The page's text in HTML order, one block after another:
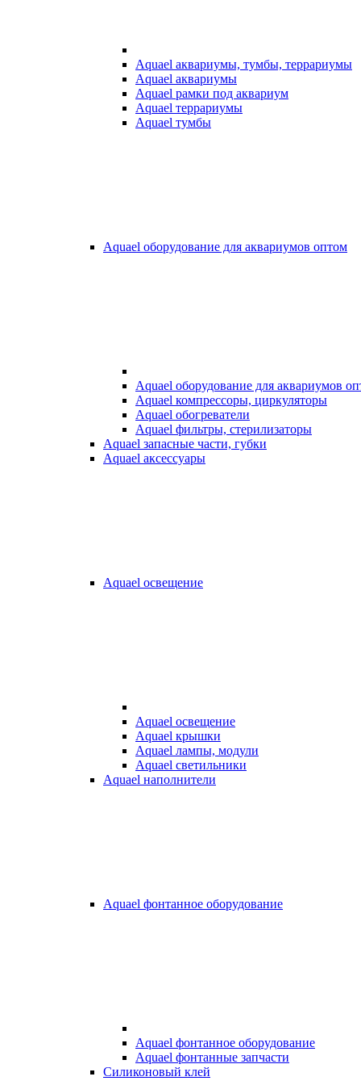
Aquael аквариумы, тумбы, террариумы
Aquael аквариумы
Aquael рамки под аквариум
Aquael террариумы
Aquael тумбы
Aquael оборудование для аквариумов оптом
Aquael оборудование для аквариумов
Aquael компрессоры, циркуляторы
Aquael обогреватели
Aquael фильтры, стерилизаторы
Aquael запасные части, губки
Aquael аксессуары
Aquael освещение
Aquael освещение
Aquael крышки
Aquael лампы, модули
Aquael светильники
Aquael наполнители
Aquael фонтанное оборудование
Aquael фонтанное оборудование
Aquael фонтанные запчасти
Силиконовый клей